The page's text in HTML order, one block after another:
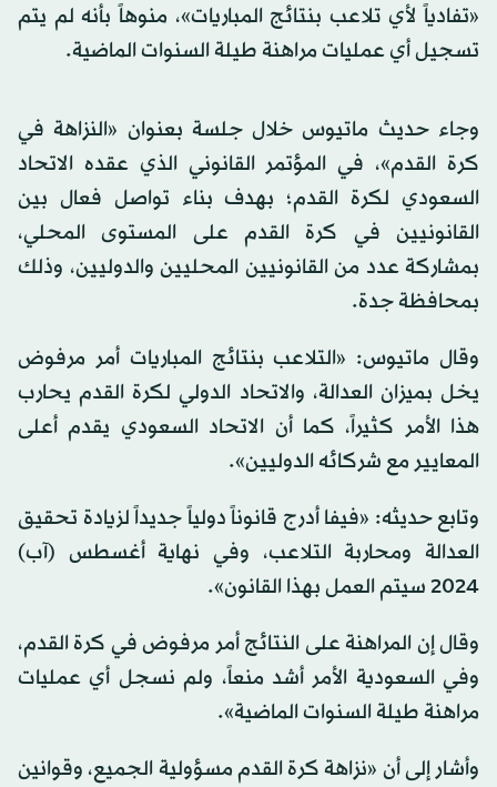
«تفادياً لأي تلاعب بنتائج المباريات»، منوهاً بأنه لم يتم
تسجيل أي عمليات مراهنة طيلة السنوات الماضية.
وجاء حديث ماتيوس خلال جلسة بعنوان «النزاهة في
كرة القدم»، في المؤتمر القانوني الذي عقده الاتحاد
السعودي لكرة القدم؛ بهدف بناء تواصل فعال بين
القانونيين في كرة القدم على المستوى المحلي،
بمشاركة عدد من القانونيين المحليين والدوليين، وذلك
بمحافظة جدة.
وقال ماتيوس: «التلاعب بنتائج المباريات أمر مرفوض
يخل بميزان العدالة، والاتحاد الدولي لكرة القدم يحارب
هذا الأمر كثيراً، كما أن الاتحاد السعودي يقدم أعلى
المعايير مع شركائه الدوليين».
وتابع حديثه: «فيفا أدرج قانوناً دولياً جديداً لزيادة تحقيق
العدالة ومحاربة التلاعب، وفي نهاية أغسطس (آب)
2024 سيتم العمل بهذا القانون».
وقال إن المراهنة على النتائج أمر مرفوض في كرة القدم،
وفي السعودية الأمر أشد منعاً، ولم نسجل أي عمليات
مراهنة طيلة السنوات الماضية».
وأشار إلى أن «نزاهة كرة القدم مسؤولية الجميع، وقوانين